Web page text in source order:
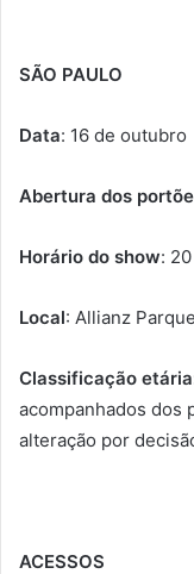
SÃO PAULO
Data: 16 de outubro
Abertura dos
Horário do show:
Local: Allianz
Classificação
acompanhados dos
alteração por
ACESSOS